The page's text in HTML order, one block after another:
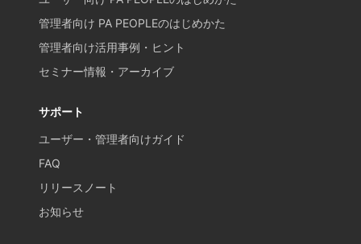
管理者向け PA PEOPLEのはじめかた
管理者向け活用事例・ヒント
セミナー情報・アーカイブ
サポート
ユーザー・管理者向けガイド
FAQ
リリースノート
お知らせ